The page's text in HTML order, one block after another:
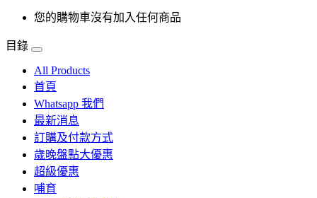
您的購物車沒有加入任何商品
目錄
All Products
首頁
Whatsapp 我們
最新消息
訂購及付款方式
歲晚盤點大優惠
超級優惠
哺育